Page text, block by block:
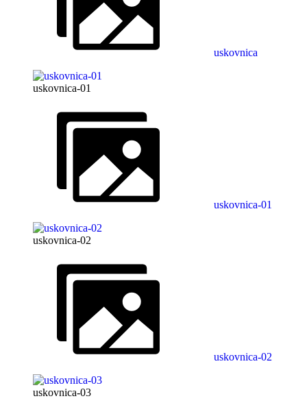
uskovnica
uskovnica-01
uskovnica-01
uskovnica-02
uskovnica-02
uskovnica-03